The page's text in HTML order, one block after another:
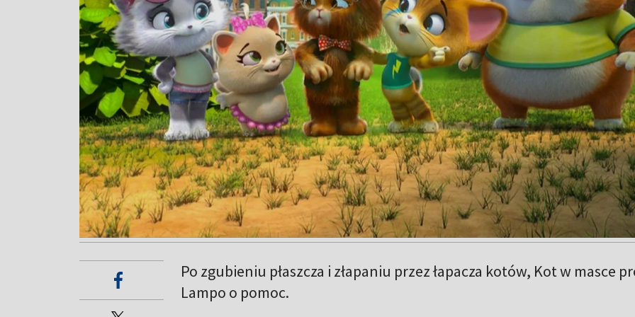
Po zgubieniu płaszcza i złapaniu przez łapacza kotów, Kot w masce
Lampo o pomoc.